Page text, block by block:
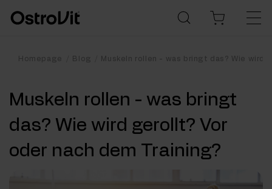
Homepage Blog Muskeln rollen - was bringt das? Wie wird
Muskeln rollen - was bringt
das? Wie wird gerollt? Vor
oder nach dem Training?